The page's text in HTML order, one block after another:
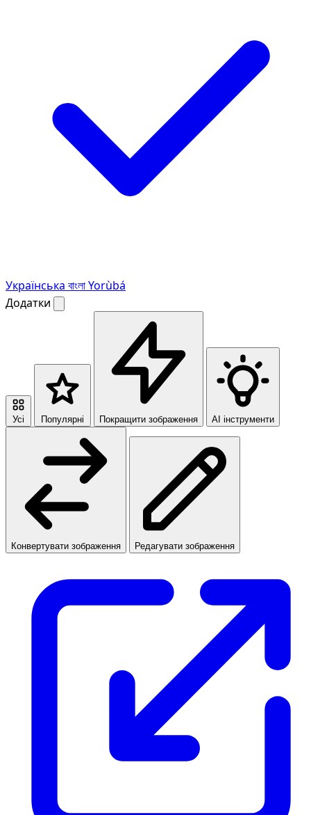
Українська বাংলাYorùbá
Додатки
Усі Популярні Покращити зображення AI інструменти
Конвертувати зображення Редагувати зображення